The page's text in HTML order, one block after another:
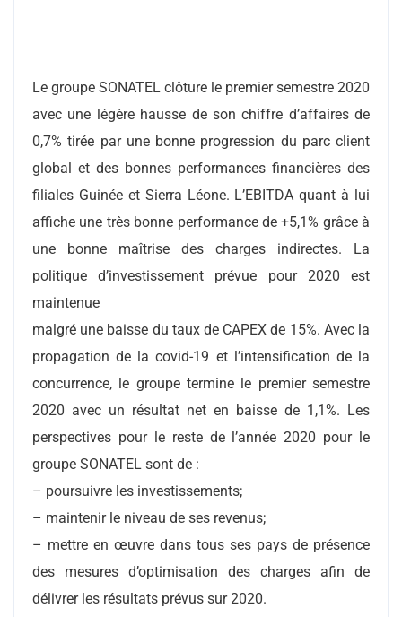
Le groupe SONATEL clôture le premier semestre 2020
avec une légère hausse de son chiffre d’affaires de
0,7% tirée par une bonne progression du parc client
global et des bonnes performances financières des
filiales Guinée et Sierra Léone. L’EBITDA quant à lui
affiche une très bonne performance de +5,1% grâce à
une bonne maîtrise des charges indirectes. La
politique d’investissement prévue pour 2020 est
maintenue
malgré une baisse du taux de CAPEX de 15%. Avec la
propagation de la covid-19 et l’intensification de la
concurrence, le groupe termine le premier semestre
2020 avec un résultat net en baisse de 1,1%. Les
perspectives pour le reste de l’année 2020 pour le
groupe SONATEL sont de :
– poursuivre les investissements;
– maintenir le niveau de ses revenus;
– mettre en œuvre dans tous ses pays de présence
des mesures d’optimisation des charges afin de
délivrer les résultats prévus sur 2020.